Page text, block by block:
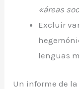
«áreas
Excluir
lenguas
Un informe de la